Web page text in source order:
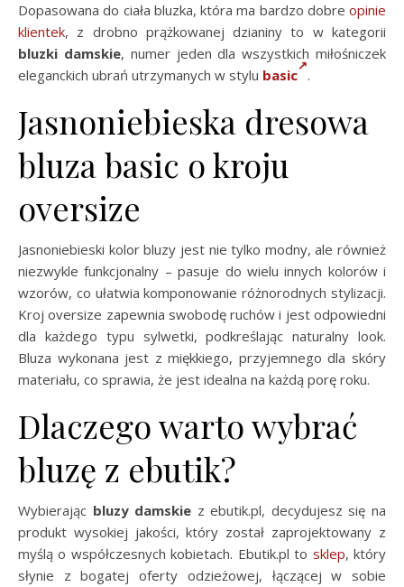
Dopasowana do ciała bluzka, która ma bardzo dobre opinie
klientek, z drobno prążkowanej dzianiny to w kategorii
bluzki damskie, numer jeden dla wszystkich miłośniczek
eleganckich ubrań utrzymanych w stylu basic .
Jasnoniebieska dresowa
bluza basic o kroju
oversize
Jasnoniebieski kolor bluzy jest nie tylko modny, ale również
niezwykle funkcjonalny – pasuje do wielu innych kolorów i
wzorów, co ułatwia komponowanie różnorodnych stylizacji.
Kroj oversize zapewnia swobodę ruchów i jest odpowiedni
dla każdego typu sylwetki, podkreślając naturalny look.
Bluza wykonana jest z miękkiego, przyjemnego dla skóry
materiału, co sprawia, że jest idealna na każdą porę roku.
Dlaczego warto wybrać
bluzę z ebutik?
Wybierając bluzy damskie z ebutik.pl, decydujesz się na
produkt wysokiej jakości, który został zaprojektowany z
myślą o współczesnych kobietach. Ebutik.pl to sklep, który
słynie z bogatej oferty odzieżowej, łączącej w sobie